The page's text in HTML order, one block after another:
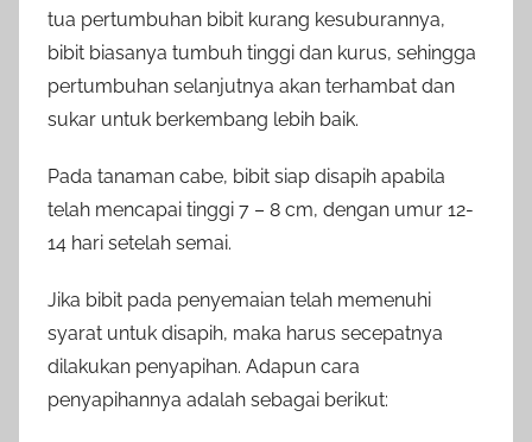
tua pertumbuhan bibit kurang kesuburannya,
bibit biasanya tumbuh tinggi dan kurus, sehingga
pertumbuhan selanjutnya akan terhambat dan
sukar untuk berkembang lebih baik.
Pada tanaman cabe, bibit siap disapih apabila
telah mencapai tinggi 7 – 8 cm, dengan umur 12-
14 hari setelah semai.
Jika bibit pada penyemaian telah memenuhi
syarat untuk disapih, maka harus secepatnya
dilakukan penyapihan. Adapun cara
penyapihannya adalah sebagai berikut: